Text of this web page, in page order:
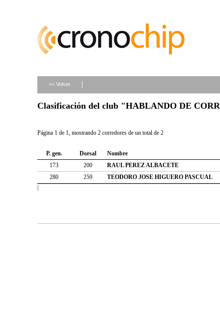
<< Volver
Clasificación del club "HABLANDO DE
Página 1 de 1, mostrando 2 corredores de un total de 2
P. gen. Dorsal
Nombre
173
200
RAUL PEREZ ALBACETE
280
259
TEODORO JOSE HIGUERO PASCUAL
|